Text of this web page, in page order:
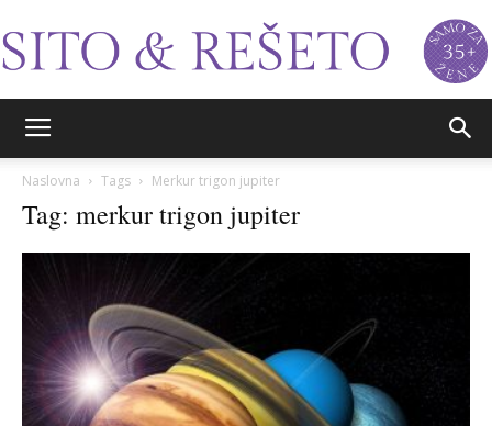
Naslovna Tags Merkur trigon jupiter
Tag: merkur trigon jupiter